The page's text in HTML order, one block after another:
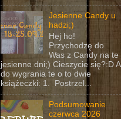
Jesienne Candy u
hadzi;)
Hej ho!
Przychodzę do
Was z Candy na te
jesienne dni;) Cieszycie się?:D A
do wygrania te o to dwie
książeczki: 1. Postrzel...
Podsumowanie
czerwca 2026